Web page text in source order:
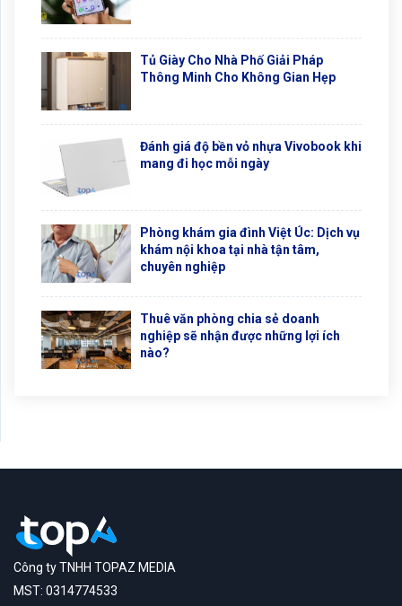
Tủ Giày Cho Nhà Phố Giải Pháp
Thông Minh Cho Không Gian Hẹp
Đánh giá độ bền vỏ nhựa Vivobook khi
mang đi học mỗi ngày
Phòng khám gia đình Việt Úc: Dịch vụ
khám nội khoa tại nhà tận tâm,
chuyên nghiệp
Thuê văn phòng chia sẻ doanh
nghiệp sẽ nhận được những lợi ích
nào?
Công ty TNHH TOPAZ MEDIA
MST: 0314774533